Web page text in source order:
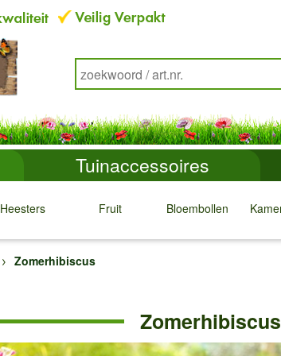
Tuinaccessoires
Heesters Fruit
↓
Bloembollen
↓ ↓
Zomerhibiscus